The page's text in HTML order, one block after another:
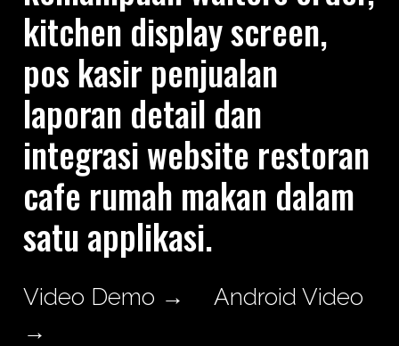
kitchen display screen,
pos kasir penjualan
laporan detail dan
integrasi website restoran
cafe rumah makan dalam
satu applikasi.
Video Demo →
Android Video
→